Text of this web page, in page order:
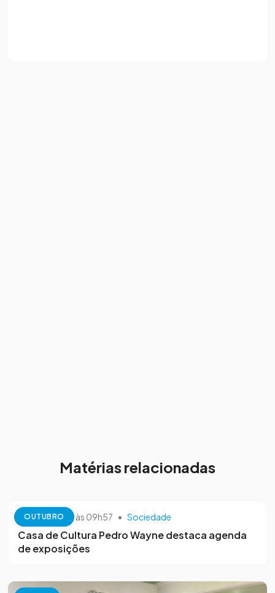
Matérias relacionadas
OUTUBRO
13 de outubro às 09h57 • Sociedade
Casa de Cultura Pedro Wayne destaca agenda
de exposições